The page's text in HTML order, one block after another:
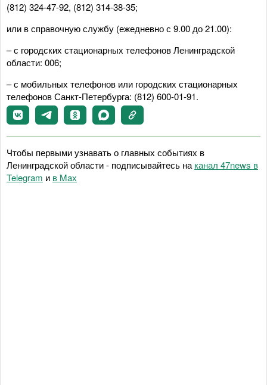
(812) 324-47-92, (812) 314-38-35;
или в справочную службу (ежедневно с 9.00 до 21.00):
– с городских стационарных телефонов Ленинградской
области: 006;
– с мобильных телефонов или городских стационарных
телефонов Санкт-Петербурга: (812) 600-01-91.
Чтобы первыми узнавать о главных событиях в
Ленинградской области - подписывайтесь на канал 47news в
Telegram и в Maх